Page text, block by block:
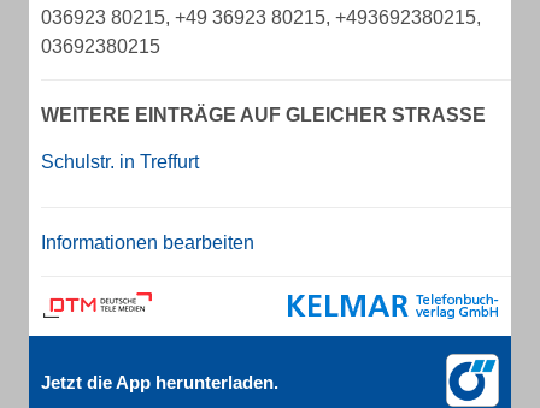
036923 80215, +49 36923 80215, +493692380215,
03692380215
WEITERE EINTRÄGE AUF GLEICHER STRASSE
Schulstr. in Treffurt
Informationen bearbeiten
Jetzt die App herunterladen.